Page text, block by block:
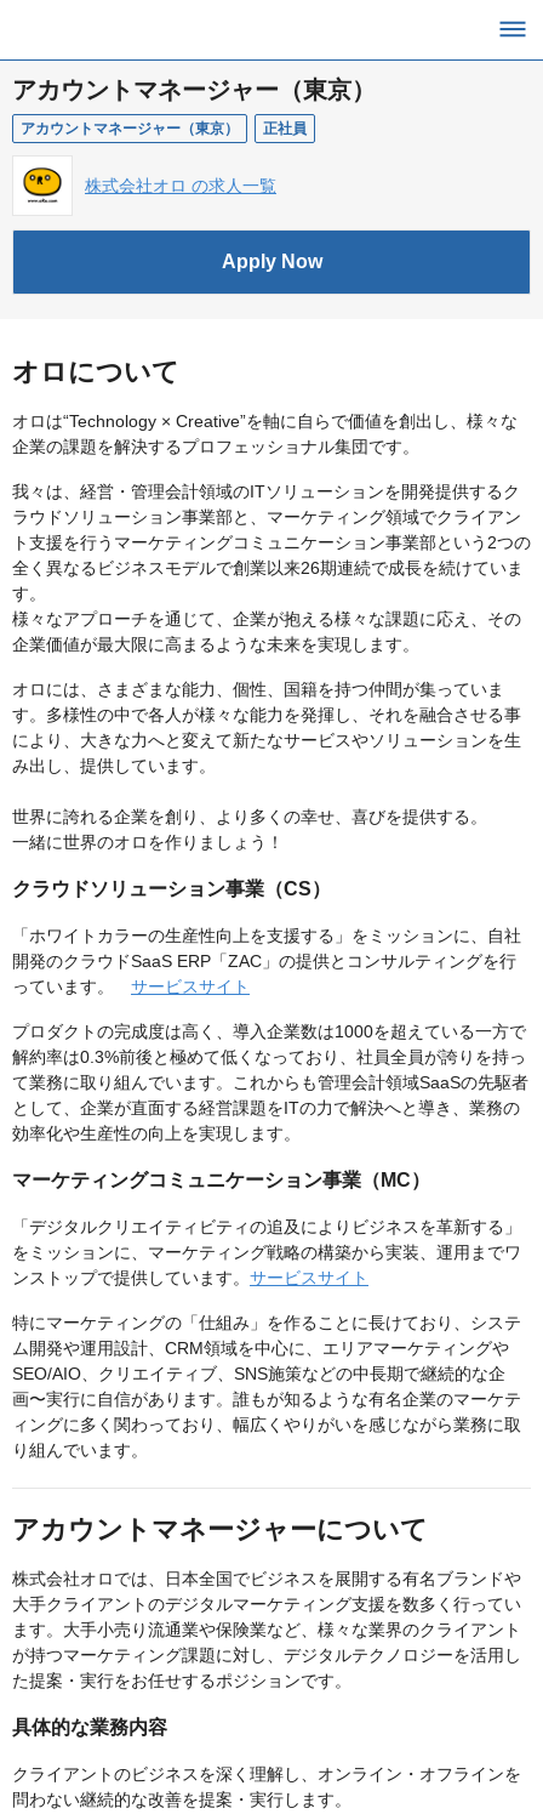
アカウントマネージャー（東京）
アカウントマネージャー（東京） 正社員
株式会社オロ の求人一覧
Apply Now
オロについて
オロは“Technology × Creative”を軸に自らで価値を創出し、様々な
企業の課題を解決するプロフェッショナル集団です。
我々は、経営・管理会計領域のITソリューションを開発提供するク
ラウドソリューション事業部と、マーケティング領域でクライアン
ト支援を行うマーケティングコミュニケーション事業部という2つの
全く異なるビジネスモデルで創業以来26期連続で成長を続けていま
す。
様々なアプローチを通じて、企業が抱える様々な課題に応え、その
企業価値が最大限に高まるような未来を実現します。
オロには、さまざまな能力、個性、国籍を持つ仲間が集っていま
す。多様性の中で各人が様々な能力を発揮し、それを融合させる事
により、大きな力へと変えて新たなサービスやソリューションを生
み出し、提供しています。
世界に誇れる企業を創り、より多くの幸せ、喜びを提供する。
一緒に世界のオロを作りましょう！
クラウドソリューション事業（CS）
「ホワイトカラーの生産性向上を支援する」をミッションに、自社
開発のクラウドSaaS ERP「ZAC」の提供とコンサルティングを行
っています。 サービスサイト
プロダクトの完成度は高く、導入企業数は1000を超えている一方で
解約率は0.3%前後と極めて低くなっており、社員全員が誇りを持っ
て業務に取り組んでいます。これからも管理会計領域SaaSの先駆者
として、企業が直面する経営課題をITの力で解決へと導き、業務の
効率化や生産性の向上を実現します。
マーケティングコミュニケーション事業（MC）
「デジタルクリエイティビティの追及によりビジネスを革新する」
をミッションに、マーケティング戦略の構築から実装、運用までワ
ンストップで提供しています。 サービスサイト
特にマーケティングの「仕組み」を作ることに長けており、システ
ム開発や運用設計、CRM領域を中心に、エリアマーケティングや
SEO/AIO、クリエイティブ、SNS施策などの中長期で継続的な企
画〜実行に自信があります。誰もが知るような有名企業のマーケテ
ィングに多く関わっており、幅広くやりがいを感じながら業務に取
り組んでいます。
アカウントマネージャーについて
株式会社オロでは、日本全国でビジネスを展開する有名ブランドや
大手クライアントのデジタルマーケティング支援を数多く行ってい
ます。大手小売り流通業や保険業など、様々な業界のクライアント
が持つマーケティング課題に対し、デジタルテクノロジーを活用し
た提案・実行をお任せするポジションです。
具体的な業務内容
クライアントのビジネスを深く理解し、オンライン・オフラインを
問わない継続的な改善を提案・実行します。